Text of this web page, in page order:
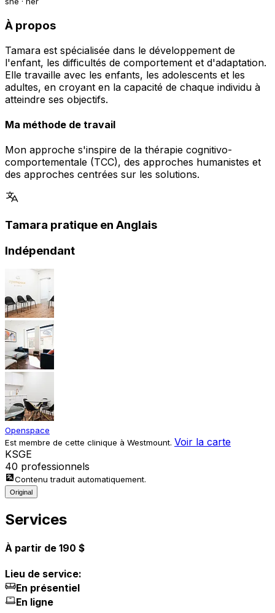
À propos
Tamara est spécialisée dans le développement de
l'enfant, les difficultés de comportement et d'adaptation.
Elle travaille avec les enfants, les adolescents et les
adultes, en croyant en la capacité de chaque individu à
atteindre ses objectifs.
Ma méthode de travail
Mon approche s'inspire de la thérapie cognitivo-
comportementale (TCC), des approches humanistes et
des approches centrées sur les solutions.
Tamara pratique en Anglais
Indépendant
Openspace
Est membre de cette clinique à Westmount. Voir la carte
KSGE
40 professionnels
Contenu traduit automatiquement.
Original
Services
À partir de 190 $
Lieu de service:
En présentiel
En ligne